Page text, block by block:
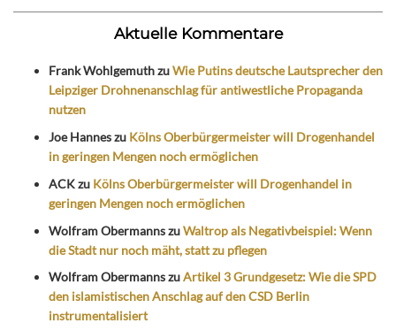
Aktuelle Kommentare
Frank WohlgemuthzuWie Putins deutsche Lautsprecher den
Leipziger Drohnenanschlag für antiwestliche Propaganda
nutzen
Joe Hanneszu Kölns Oberbürgermeister will Drogenhandel
in geringen Mengen noch ermöglichen
ACKzu Kölns Oberbürgermeister will Drogenhandel in
geringen Mengen noch ermöglichen
Wolfram ObermannszuWaltrop als Negativbeispiel: Wenn
die Stadt nur noch mäht, statt zu pflegen
Wolfram ObermannszuArtikel 3 Grundgesetz: Wie die SPD
den islamistischen Anschlag auf den CSD Berlin
instrumentalisiert